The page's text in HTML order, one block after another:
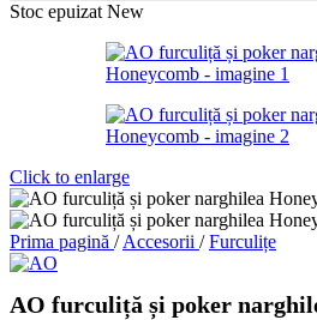
Stoc epuizat New
Click to enlarge
Prima pagină / Accesorii / Furculițe
AO furculiță și poker